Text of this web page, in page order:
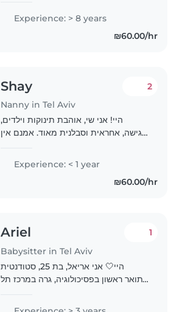
niños pequeños. Me encanta leer
cuentos, hacer manualidades y
Experience: > 8 years
₪60.00/hr
Shay
Nanny in Tel Aviv
2
היי! אני שי, אוהבת תינוקות וילדים,
רגישה, אחראית וסבלנית מאוד. אמנם אין
בילדים ותינוקות של משפחה וחברים, ואני
עושה את זה באהבה גדולה, עם לב
Experience: < 1 year
₪60.00/hr
Ariel
Babysitter in Tel Aviv
1
היי🤍 אני אריאל, בת 25, סטודנטית
לתואר ראשון בפסיכולוגיה, גרה במרכז תל
מעל גיל 3, למשפחה חמה ונעימה. פנויה